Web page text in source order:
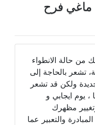
ماغي فرح
من حالة الانطواء
تشعر بالحاجة إلى
ولكن قد تشعر
يوم ايجابي و
مظهرك
والتعبير عما